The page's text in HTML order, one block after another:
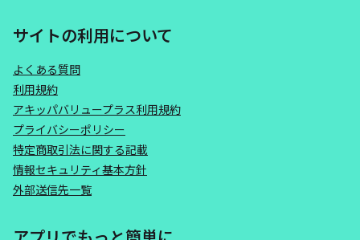
サイトの利用について
よくある質問
利用規約
アキッパバリュープラス利用規約
プライバシーポリシー
特定商取引法に関する記載
情報セキュリティ基本方針
外部送信先一覧